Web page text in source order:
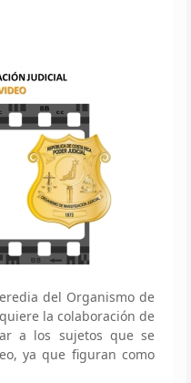
del Organismo de
la colaboración de
a los sujetos que se
ya que figuran como